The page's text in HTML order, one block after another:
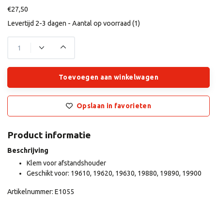
€27,50
Levertijd 2-3 dagen - Aantal op voorraad (1)
Toevoegen aan winkelwagen
Opslaan in favorieten
Product informatie
Beschrijving
Klem voor afstandshouder
Geschikt voor: 19610, 19620, 19630, 19880, 19890, 19900
Artikelnummer: E1055